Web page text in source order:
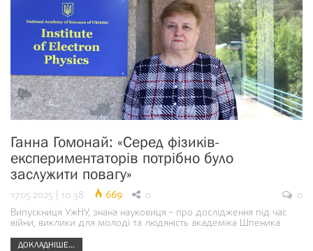
Ганна Гомонай: «Серед фізиків-
експериментаторів потрібно було
заслужити повагу»
17.05.2025 | 10:38 669 0
0
Випускниця УжНУ, знана науковиця – про дослідження під час
війни, виклики для молоді та людяність академіка Шпеника
ДОКЛАДНІШЕ...